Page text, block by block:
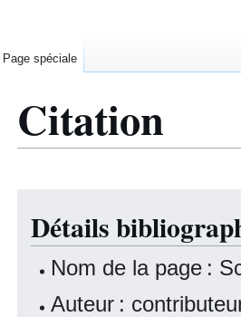
Citation
navigation
recherche
Détails
Nom de la page :
Auteur :
Page spéciale